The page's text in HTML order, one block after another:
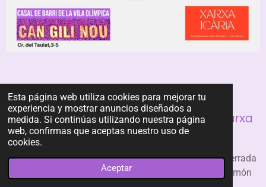
Esta página web utiliza cookies para mejorar tu
experiencia y mostrar anuncios diseñados a
medida. Si continúas utilizando nuestra página
web, confirmas que aceptas nuestro uso de
cookies.
Aceptar
A càrrec d'Emili Nicolau, membre de la Xarxa
Icària
Parlem de viatges!La Xarxa Icària et convida a una xerrada
plena d’experiències, idees i inspiració per descobrir el món